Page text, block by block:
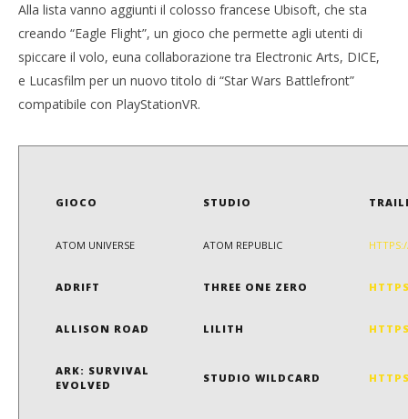
Alla lista vanno aggiunti il colosso francese Ubisoft, che sta
creando “Eagle Flight”, un gioco che permette agli utenti di
spiccare il volo, euna collaborazione tra Electronic Arts, DICE,
e Lucasfilm per un nuovo titolo di “Star Wars Battlefront”
compatibile con PlayStationVR.
GIOCO STUDIO
ATOM UNIVERSE ATOM REPUBLIC
ADRIFT THREE ONE ZERO
ALLISON ROAD LILITH
ARK: SURVIVAL
EVOLVED
STUDIO WILDCARD